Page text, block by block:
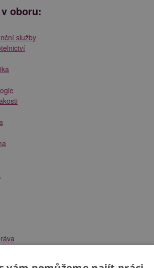
oboru:
služby